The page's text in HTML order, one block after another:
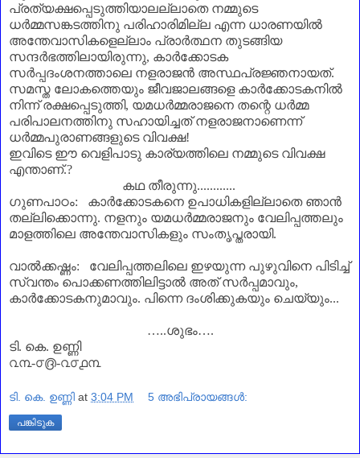
പ്രത്യക്ഷപ്പെടുത്തിയാലല്ലാതെ നമ്മുടെ
ധർമ്മസങ്കടത്തിനു പരിഹാരിമില്ല എന്ന ധാരണയിൽ
അന്തേവാസികളെല്ലാം പ്രാർത്ഥന തുടങ്ങിയ
സന്ദർഭത്തിലായിരുന്നു, കാർക്കോടക
സർപ്പദംശനത്താലെ നളരാജൻ അസ്ഥപ്രജ്ഞനായത്.
സമസ്ത ലോകത്തെയും ജീവജാലങ്ങളെ കാർക്കോടകനിൽ
നിന്ന് രക്ഷപ്പെടുത്തി, യമധർമ്മരാജനെ തന്റെ ധർമ്മ
പരിപാലനത്തിനു സഹായിച്ചത് നളരാജനാണെന്ന്
ധർമ്മപുരാണങ്ങളുടെ വിവക്ഷ!
ഇവിടെ ഈ വെളിപാടു കാര്യത്തിലെ നമ്മുടെ വിവക്ഷ
എന്താണ്‌.?
കഥ തീരുന്നു............
ഗുണപാഠം: കാർക്കോടകനെ ഉപാധികളില്ലാതെ ഞാൻ
തല്ലിക്കൊന്നു. നളനും യമധർമ്മരാജനും വേലിപ്പത്തലും
മാളത്തിലെ അന്തേവാസികളും സംതൃപ്തരായി.
വാൽക്കഷ്ണം: വേലിപ്പത്തലിലെ ഇഴയുന്ന പുഴുവിനെ പിടിച്ച്
സ്വന്തം പൊക്കണത്തിലിട്ടാൽ അത് സർപ്പമാവും,
കാർക്കോടകനുമാവും. പിന്നെ ദംശിക്കുകയും ചെയ്യും...
…..ശുഭം….
ടി. കെ. ഉണ്ണി
൨൩-൦൫-൨൦൧൩
ടി. കെ. ഉണ്ണി at 3:04 PM 5 അഭിപ്രായങ്ങൾ:
പങ്കിടുക